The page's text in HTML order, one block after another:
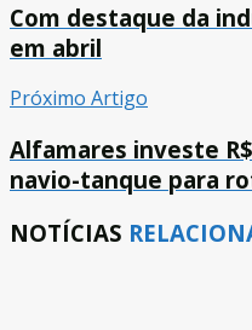
Com destaque da
em abril
Próximo Artigo
Alfamares investe
navio-tanque para
NOTÍCIAS